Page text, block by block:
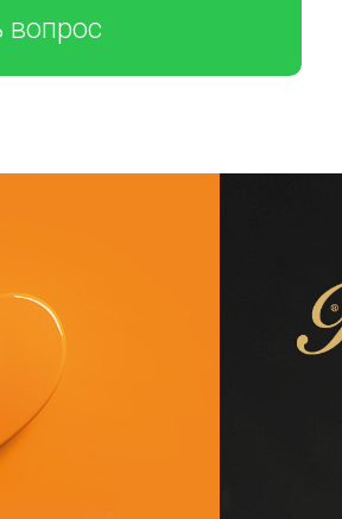
вопрос